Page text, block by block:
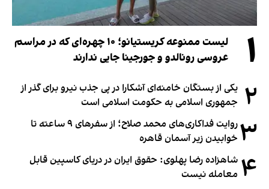
۱
لیست ممنوعه کریستیانو؛ ۱۰ چهره‌ای که در مراسم
عروسی رونالدو و جورجینا جایی ندارند
۲ یکی از بستگان خامنه‌ای آشکارا در پی جذب نیرو برای گذر از
جمهوری اسلامی به حکومت اسلامی است
۳
روایت فداکاری‌های محمد صلاح؛ از سفرهای ۹ ساعته تا
خوابیدن زیر آسمان قاهره
۴ شاهزاده رضا پهلوی: حقوق ایران در دریای کاسپین قابل
معامله نیست